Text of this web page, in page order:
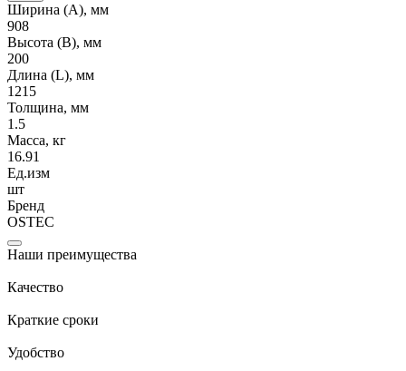
Ширина (А), мм
908
Высота (В), мм
200
Длина (L), мм
1215
Толщина, мм
1.5
Масса, кг
16.91
Ед.изм
шт
Бренд
OSTEC
Наши преимущества
Качество
Краткие сроки
Удобство